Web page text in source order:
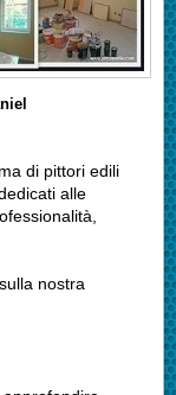
di pittori edili
alle
nostra